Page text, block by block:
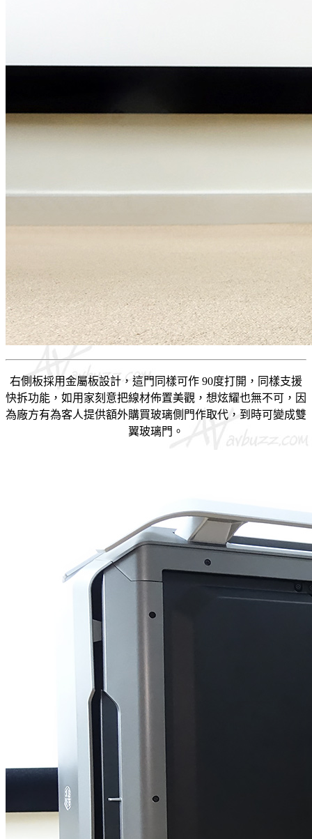
右側板採用金屬板設計，這門同樣可作 90度打開，同樣支援
快拆功能，如用家刻意把線材佈置美觀，想炫耀也無不可，因
為廠方有為客人提供額外購買玻璃側門作取代，到時可變成雙
翼玻璃門。